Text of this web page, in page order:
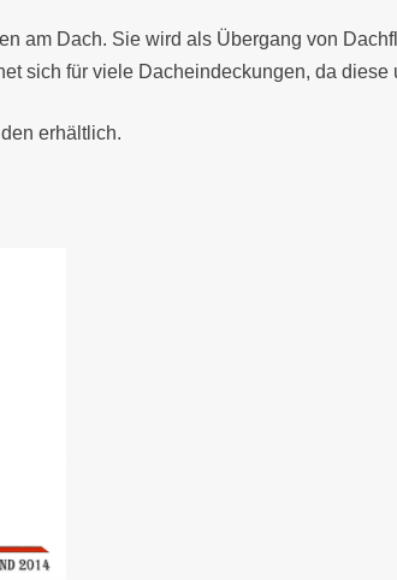
am Dach. Sie wird als Übergang von
sich für viele Dacheindeckungen, da diese
erhältlich.